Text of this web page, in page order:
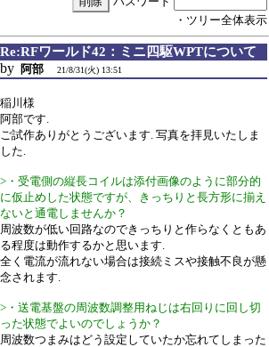
・ツリー全体表示
Re:RFワールド42：ミニ四駆WPTについて
by 阿部 21/8/31(火) 13:51
稲川様
阿部です.
ご試作ありがとうございます. 写真を拝見いたしま
した.
>・受電側の縦長コイルは添付画像のように部分的
に仮止めした状態ですが、きっちりと長方形に揃え
ないと通電しませんか？
周波数が低い回路なのできっちりと作らなくともあ
る程度は動作するかと思います.
全く電流が流れない場合は接続ミスや接触不良が懸
念されます.
>・送電基盤の周波数調整用ねじは右回りに回し切
った状態でよいのでしょうか？
周波数つまみはどう設定していたか忘れてしまった